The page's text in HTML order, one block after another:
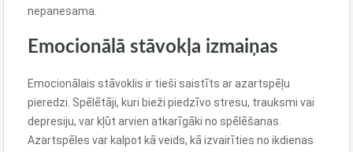
nepanesama.
Emocionālā stāvokļa izmaiņas
Emocionālais stāvoklis ir tieši saistīts ar azartspēļu
pieredzi. Spēlētāji, kuri bieži piedzīvo stresu, trauksmi vai
depresiju, var kļūt arvien atkarīgāki no spēlēšanas.
Azartspēles var kalpot kā veids, kā izvairīties no ikdienas